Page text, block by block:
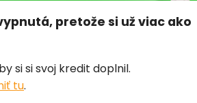
pretože si už viac ako
si si svoj kredit doplnil.
tu.